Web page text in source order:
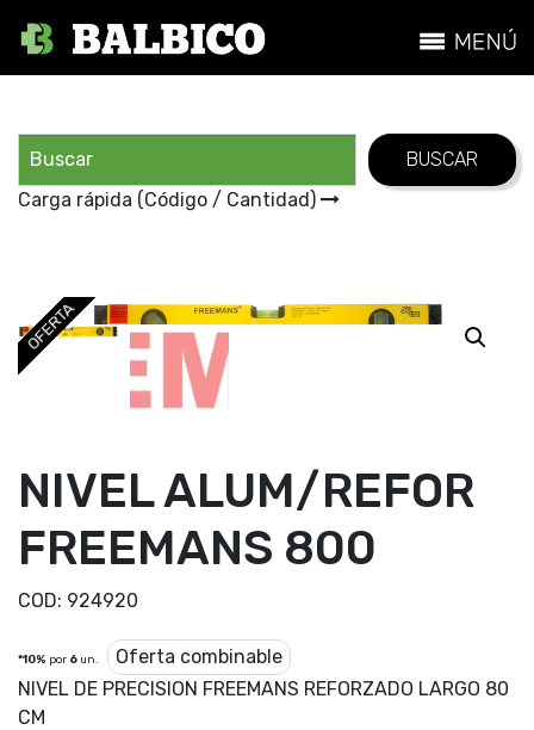
Carga rápida (Código / Cantidad)
OFERTA
NIVEL ALUM/REFOR
FREEMANS 800
COD: 924920
*10% por 6 un.
Oferta combinable
NIVEL DE PRECISION FREEMANS REFORZADO LARGO 80
CM